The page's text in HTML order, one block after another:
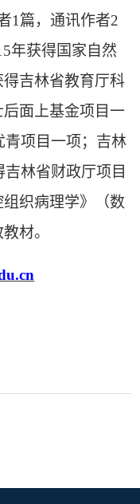
1篇，通讯作者2
年获得国家自然
吉林省教育厅科
面上基金项目一
青项目一项；吉林
吉林省财政厅项目
织病理学》（数
材。